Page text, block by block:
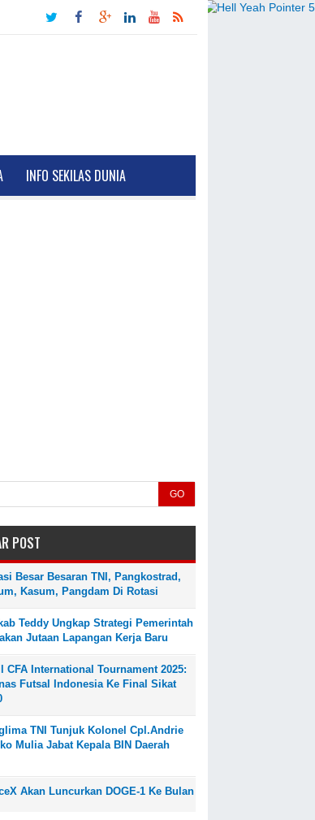
INFO SEKILAS DUNIA
GO
POST
Besar Besaran TNI, Pangkostrad,
Kasum, Pangdam Di Rotasi
Teddy Ungkap Strategi Pemerintah
Jutaan Lapangan Kerja Baru
CFA International Tournament 2025:
Futsal Indonesia Ke Final Sikat
TNI Tunjuk Kolonel Cpl.Andrie
Mulia Jabat Kepala BIN Daerah
Akan Luncurkan DOGE-1 Ke Bulan